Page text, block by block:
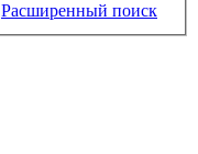
Расширенный поиск